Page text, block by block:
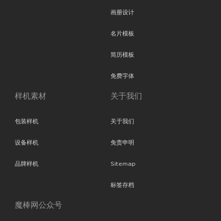
画册设计
名片模板
简历模板
免费字体
样机素材
包装样机
设备样机
品牌样机
关于我们
关于我们
免责申明
Sitemap
标签存档
魔棒网公众号